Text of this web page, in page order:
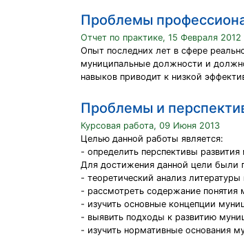
Проблемы
Отчет по практике, 15 Февраля 2012
Опыт последних лет в сфере
муниципальные должности и
навыков приводит к низкой
Проблемы и
Курсовая работа, 09 Июня 2013
Целью данной работы является:
- определить перспективы
Для достижения данной цели были
- теоретический анализ
- рассмотреть содержание понятия
- изучить основные концепции
- выявить подходы к развитию
- изучить нормативные основания